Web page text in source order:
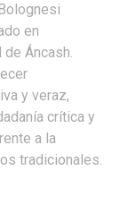
en
Áncash.
y veraz,
crítica y
a la
tradicionales.